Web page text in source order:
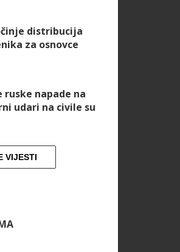
distribucija
za osnovce
ruske napade na
udari na civile su
VIJESTI